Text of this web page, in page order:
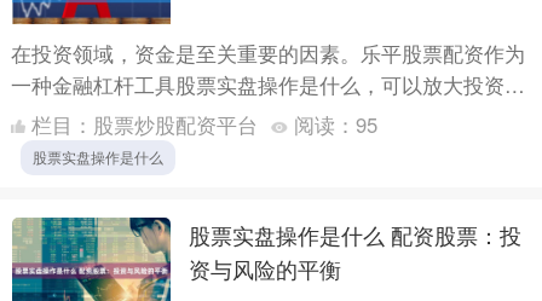
在投资领域，资金是至关重要的因素。乐平股票配资作为
一种金融杠杆工具股票实盘操作是什么，可以放大投资者
的资金，帮助他们抓住市场机遇，实现财富增值。 其
次，排名榜上....
栏目： 股票炒股配资平台 阅读： 95
股票实盘操作是什么
股票实盘操作是什么 配资股票：投
资与风险的平衡